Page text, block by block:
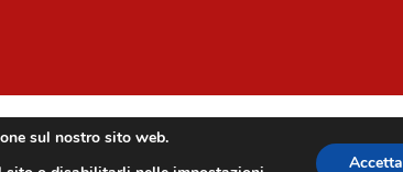
Tutti i diritti riservati.
sul nostro sito web.
Accetta